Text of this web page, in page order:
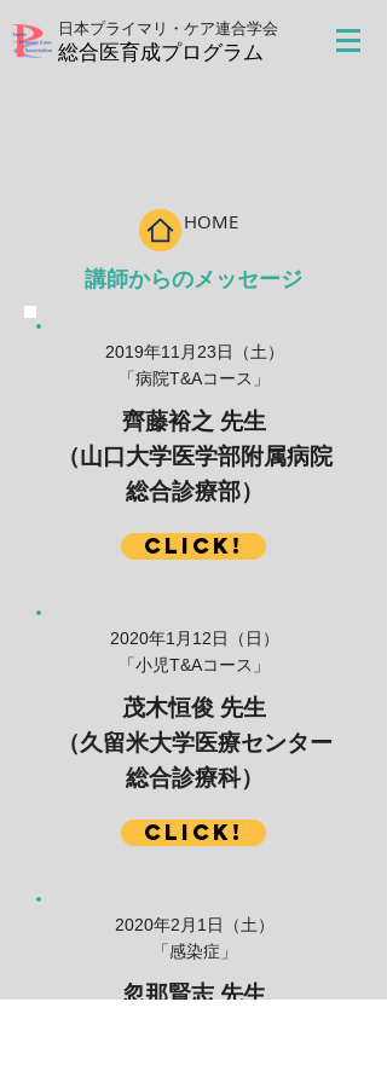
​総合医育成プログラム
日本プライマリ・ケア連合学会
HOME
​講師からのメッセージ
2019年11月23日（土）
​「病院T&Aコース」
齊藤裕之 先生
（山口大学医学部附属病院
総合診療部）
Click!
2020年1月12日（日）
​「小児T&Aコース」
茂木恒俊 先生
（久留米大学医療センター
総合診療科）
Click!
2020年2月1日（土）
​「感染症」
忽那賢志 先生